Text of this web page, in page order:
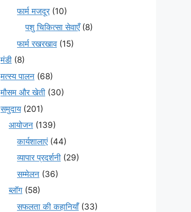
फार्म मजदूर(10)
पशु चिकित्सा सेवाएँ(8)
फार्म रखरखाव(15)
मंडी (8)
मत्स्य पालन (68)
मौसम और खेती (30)
समुदाय(201)
आयोजन (139)
कार्यशालाएं(44)
व्यापार प्रदर्शनी (29)
सम्मेलन (36)
ब्लॉग (58)
सफलता की कहानियाँ(33)